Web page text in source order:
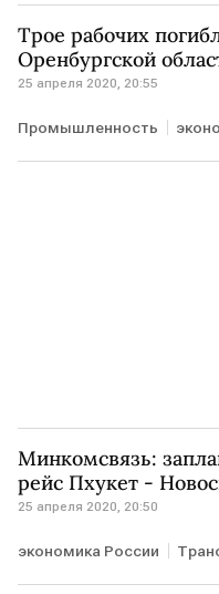
БЕЛОРУССИЯ НПЗ
Трое рабочих
Оренбургской
25 апреля 2020, 20:55
Промышленность
Экономика Регионы
Минкомсвязь:
рейс Пхукет -
25 апреля 2020, 20:50
экономика России
РОССИЯ